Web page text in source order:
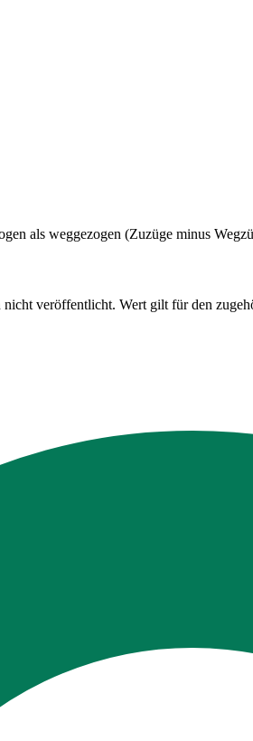
als weggezogen (Zuzüge minus
nicht veröffentlicht. Wert gilt für den